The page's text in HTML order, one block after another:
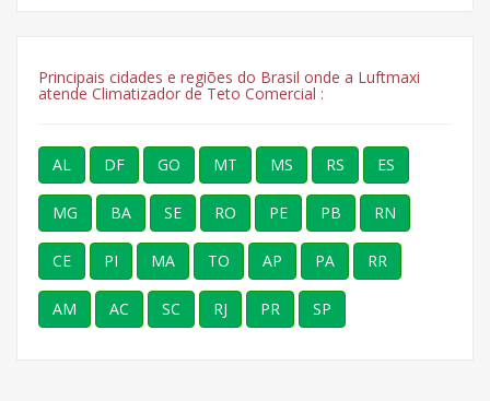
Principais cidades e regiões do Brasil onde a Luftmaxi
atende Climatizador de Teto Comercial :
AL DF GO MT MS RS ES
MG BA SE RO PE PB RN
CE PI MA TO AP PA RR
AM AC SC RJ PR SP